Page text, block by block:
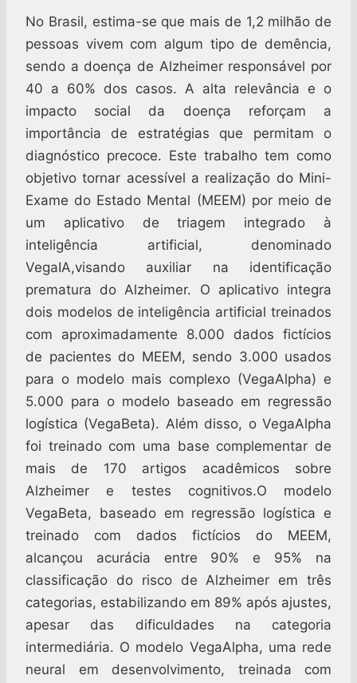
No Brasil, estima-se que mais de 1,2 milhão de
pessoas vivem com algum tipo de demência,
sendo a doença de Alzheimer responsável por
40 a 60% dos casos. A alta relevância e o
impacto social da doença reforçam a
importância de estratégias que permitam o
diagnóstico precoce. Este trabalho tem como
objetivo tornar acessível a realização do Mini-
Exame do Estado Mental (MEEM) por meio de
um aplicativo de triagem integrado à
inteligência artificial, denominado
VegaIA,visando auxiliar na identificação
prematura do Alzheimer. O aplicativo integra
dois modelos de inteligência artificial treinados
com aproximadamente 8.000 dados fictícios
de pacientes do MEEM, sendo 3.000 usados
para o modelo mais complexo (VegaAlpha) e
5.000 para o modelo baseado em regressão
logística (VegaBeta). Além disso, o VegaAlpha
foi treinado com uma base complementar de
mais de 170 artigos acadêmicos sobre
Alzheimer e testes cognitivos.O modelo
VegaBeta, baseado em regressão logística e
treinado com dados fictícios do MEEM,
alcançou acurácia entre 90% e 95% na
classificação do risco de Alzheimer em três
categorias, estabilizando em 89% após ajustes,
apesar das dificuldades na categoria
intermediária. O modelo VegaAlpha, uma rede
neural em desenvolvimento, treinada com